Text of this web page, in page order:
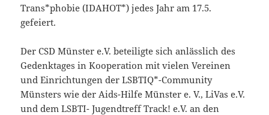
Trans*phobie (IDAHOT*) jedes Jahr am 17.5.
gefeiert.
Der CSD Münster e.V. beteiligte sich anlässlich des
Gedenktages in Kooperation mit vielen Vereinen
und Einrichtungen der LSBTIQ*-Community
Münsters wie der Aids-Hilfe Münster e. V., LiVas e.V.
und dem LSBTI- Jugendtreff Track! e.V. an den